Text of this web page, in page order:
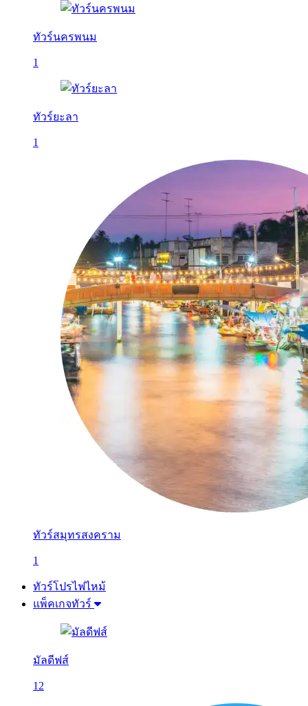
ทัวร์นครพนม
1
ทัวร์ยะลา
1
ทัวร์สมุทรสงคราม
1
ทัวร์โปรไฟไหม้
แพ็คเกจทัวร์
มัลดีฟส์
12